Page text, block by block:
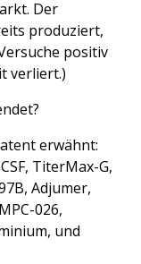
Der
produziert,
positiv
verliert.)
erwähnt:
TiterMax-G,
Adjumer,
026,
und